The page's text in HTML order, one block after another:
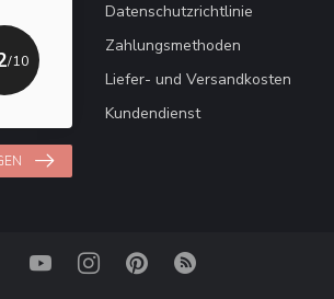
/10
Datenschutzrichtlinie
Zahlungsmethoden
Liefer- und Versandkosten
Kundendienst